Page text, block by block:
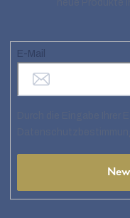
E-Mail